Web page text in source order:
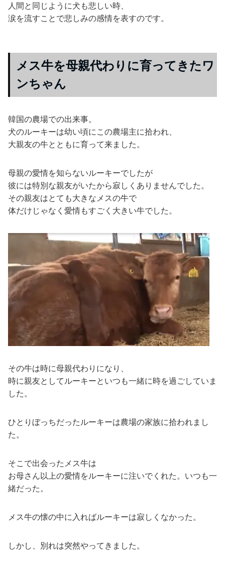
人間と同じように犬も悲しい時、
涙を流すことで悲しみの感情を表すのです。
メス牛を母親代わりに育ってきたワ
ンちゃん
韓国の農場での出来事。
犬のルーキーは幼い頃にこの農場主に拾われ、
大親友の牛とともに育って来ました。
母親の愛情を知らないルーキーでしたが
彼には特別な親友がいたから寂しくありませんでした。
その親友はとても大きなメスの牛で
体だけじゃなく愛情もすごく大きい牛でした。
その牛は時に母親代わりになり、
時に親友としてルーキーといつも一緒に時を過ごしていま
した。
ひとりぼっちだったルーキーは農場の家族に拾われまし
た。
そこで出会ったメス牛は
お母さん以上の愛情をルーキーに注いでくれた。いつも一
緒だった。
メス牛の懐の中に入ればルーキーは寂しくなかった。
しかし、別れは突然やってきました。